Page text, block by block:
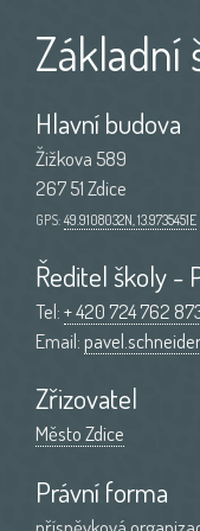
Základní
Hlavní budova
Žižkova 589
267 51 Zdice
GPS: 49.9108032N, 13.9735451E
Ředitel školy -
Tel:+ 420 724 762
Email:
Zřizovatel
Město Zdice
Právní forma